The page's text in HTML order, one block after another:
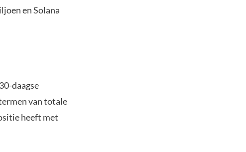
en Solana
daagse
van totale
heeft met